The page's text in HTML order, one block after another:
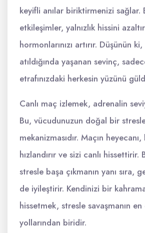
keyifli anılar biriktirmenizi sağlar.
etkileşimler, yalnızlık hissini
hormonlarınızı artırır. Düşünün
atıldığında yaşanan sevinç,
etrafınızdaki herkesin yüzünü
Canlı maç izlemek, adrenalin
Bu, vücudunuzun doğal bir
mekanizmasıdır. Maçın heyecanı,
hızlandırır ve sizi canlı hissettirir.
stresle başa çıkmanın yanı sıra,
de iyileştirir. Kendinizi bir
hissetmek, stresle savaşmanın
yollarından biridir.